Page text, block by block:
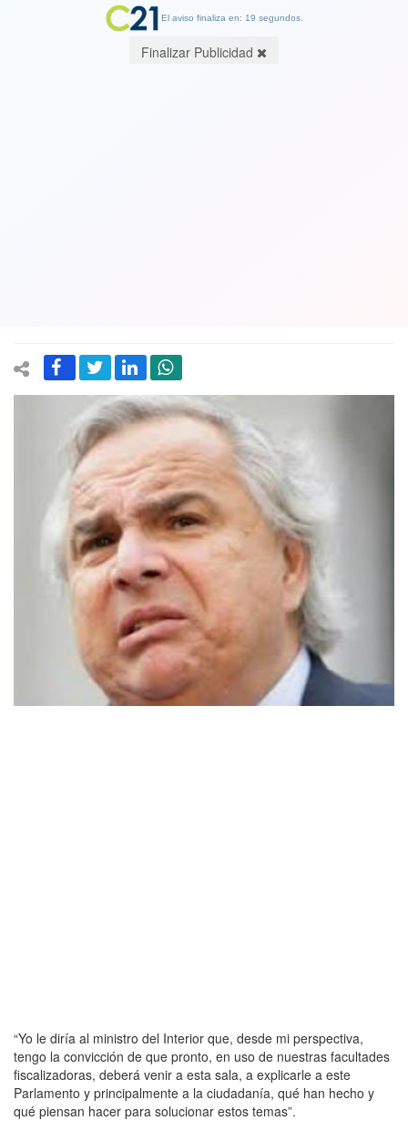
“Yo le diría al ministro del Interior que, desde mi perspectiva,
tengo la convicción de que pronto, en uso de nuestras facultades
fiscalizadoras, deberá venir a esta sala, a explicarle a este
Parlamento y principalmente a la ciudadanía, qué han hecho y
qué piensan hacer para solucionar estos temas”.
El aviso finaliza en: 19 segundos.
Finalizar Publicidad